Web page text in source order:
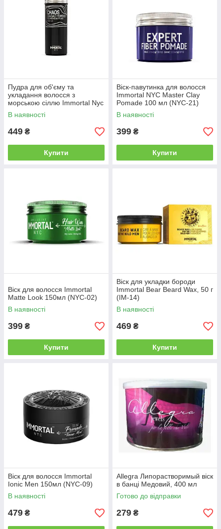
Пудра для об'єму та
укладання волосся з
морською сіллю Immortal Nyc
Chaos Sea Salt Powder, 20 г
(NYC-82)
В наявності
449 ₴
Купити
Віск-павутинка для волосся
Immortal NYC Master Clay
Pomade 100 мл (NYC-21)
В наявності
399 ₴
Купити
Віск для волосся Immortal
Matte Look 150мл (NYC-02)
В наявності
399 ₴
Купити
Віск для укладки бороди
Immortal Bear Beard Wax, 50 г
(IM-14)
В наявності
469 ₴
Купити
Віск для волосся Immortal
Ionic Men 150мл (NYC-09)
В наявності
479 ₴
Allegra Липорастворимый віск
в банці Медовий, 400 мл
Готово до відправки
279 ₴